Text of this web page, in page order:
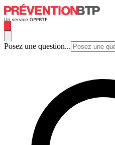
Posez une question...